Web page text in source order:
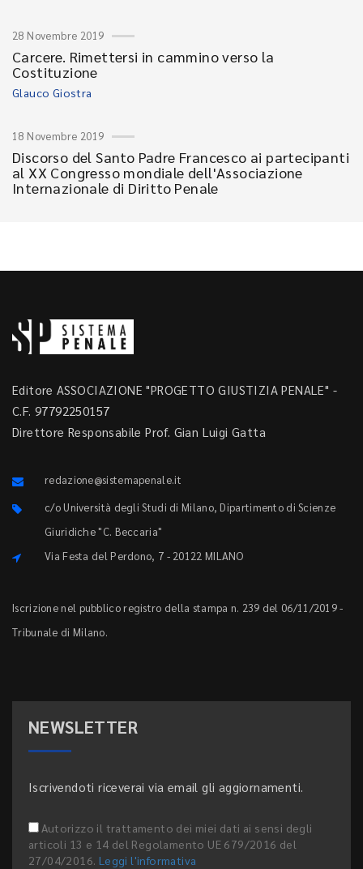
28 Novembre 2019
Carcere. Rimettersi in cammino verso la
Costituzione
Glauco Giostra
18 Novembre 2019
Discorso del Santo Padre Francesco ai partecipanti
al XX Congresso mondiale dell'Associazione
Internazionale di Diritto Penale
Editore ASSOCIAZIONE "PROGETTO GIUSTIZIA PENALE" -
C.F. 97792250157
Direttore Responsabile Prof. Gian Luigi Gatta
redazione@sistemapenale.it
c/o Università degli Studi di Milano, Dipartimento di Scienze
Giuridiche "C. Beccaria"
Via Festa del Perdono, 7 - 20122 MILANO
Iscrizione nel pubblico registro della stampa n. 239 del 06/11/2019 -
Tribunale di Milano.
NEWSLETTER
Iscrivendoti riceverai via email gli aggiornamenti.
Autorizzo il trattamento dei miei dati ai sensi degli
articoli 13 e 14 del Regolamento UE 679/2016 del
27/04/2016. Leggi l'informativa